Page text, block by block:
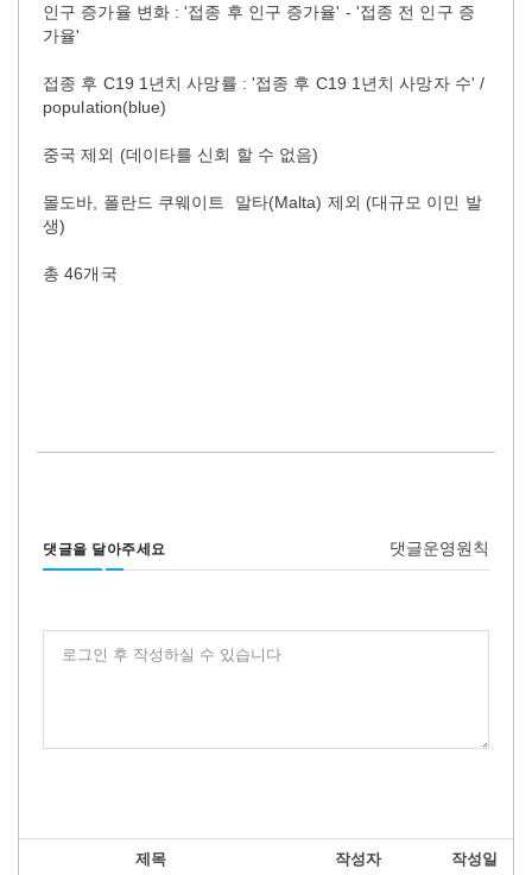
인구 증가율 변화 : '접종 후 인구 증가율' - '접종 전 인구 증
가율'
접종 후 C19 1년치 사망률 : '접종 후 C19 1년치 사망자 수' /
population(blue)
중국 제외 (데이타를 신회 할 수 없음)
몰도바, 폴란드 쿠웨이트 말타(Malta) 제외 (대규모 이민 발
생)
총 46개국
댓글을 달아주세요 댓글운영원칙
로그인 후 작성하실 수 있습니다
제목 작성자 작성일